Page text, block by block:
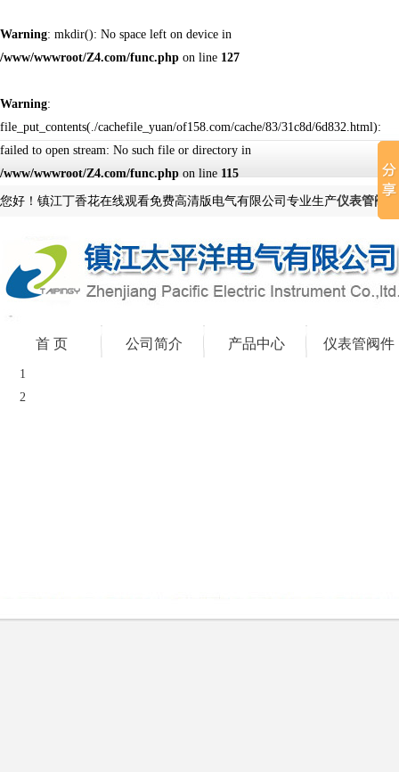
Warning: mkdir(): No space left on device in
/www/wwwroot/Z4.com/func.php on line 127
Warning:
file_put_contents(./cachefile_yuan/of158.com/cache/83/31c8d/6d832.html):
failed to open stream: No such file or directory in
/www/wwwroot/Z4.com/func.php on line 115
您好！镇江丁香花在线观看免费高清版电气有限公司专业生产仪表管阀件
首 页 公司简介 产品中心 仪表管阀件
1
2